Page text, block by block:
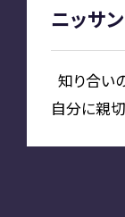
ニッサ
知り合い
自分に親
SHOP
A2M